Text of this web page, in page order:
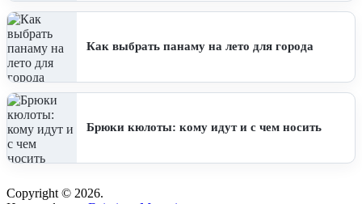
Как выбрать панаму на лето для города
Брюки кюлоты: кому идут и с чем носить
Copyright © 2026.